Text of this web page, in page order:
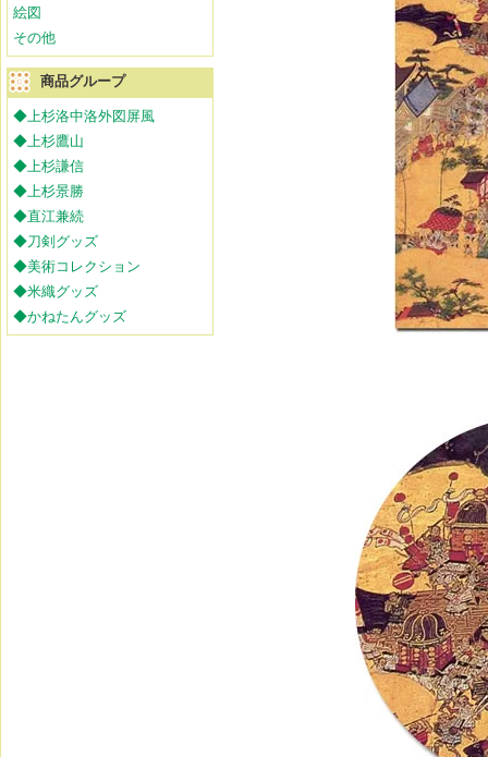
絵図
その他
商品グループ
◆上杉洛中洛外図屏風
◆上杉鷹山
◆上杉謙信
◆上杉景勝
◆直江兼続
◆刀剣グッズ
◆美術コレクション
◆米織グッズ
◆かねたんグッズ